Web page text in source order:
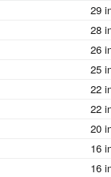
29
28
26
25
22
22
20
16
16